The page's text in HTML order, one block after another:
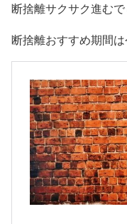
断捨離サクサク進むで
断捨離おすすめ期間は